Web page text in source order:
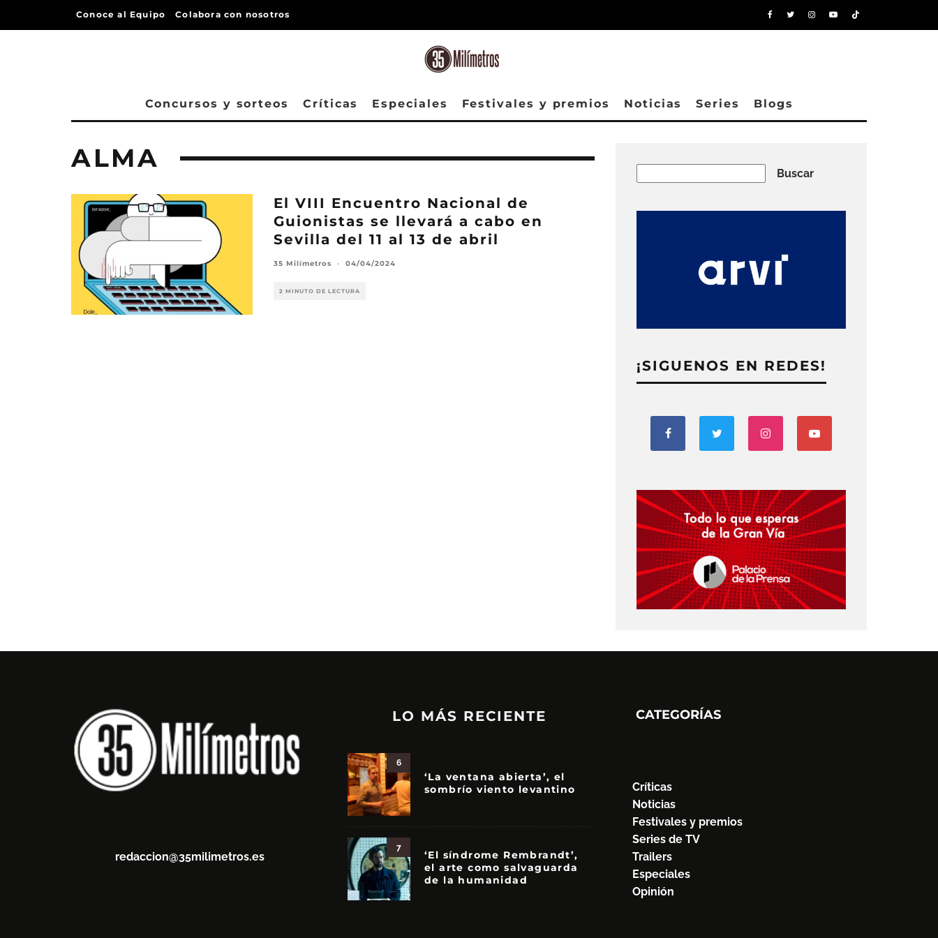
Conoce al Equipo Colabora con nosotros
Concursos y sorteos Críticas Especiales Festivales y premios Noticias Series Blogs
ALMA
El VIII Encuentro Nacional de
Guionistas se llevará a cabo en
Sevilla del 11 al 13 de abril
35 Milímetros · 04/04/2024
2 MINUTO DE LECTURA
Buscar
¡SIGUENOS EN REDES!
redaccion@35milimetros.es
LO MÁS RECIENTE
6
‘La ventana abierta’, el
sombrío viento levantino
7
‘El síndrome Rembrandt’,
el arte como salvaguarda
de la humanidad
CATEGORÍAS
Críticas
Noticias
Festivales y premios
Series de TV
Trailers
Especiales
Opinión